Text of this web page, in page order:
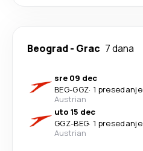
Beograd- Grac 7 dana
sre 09 dec
BEG-GGZ· 1 presedanje
Austrian
uto 15 dec
GGZ-BEG· 1 presedanje
Austrian